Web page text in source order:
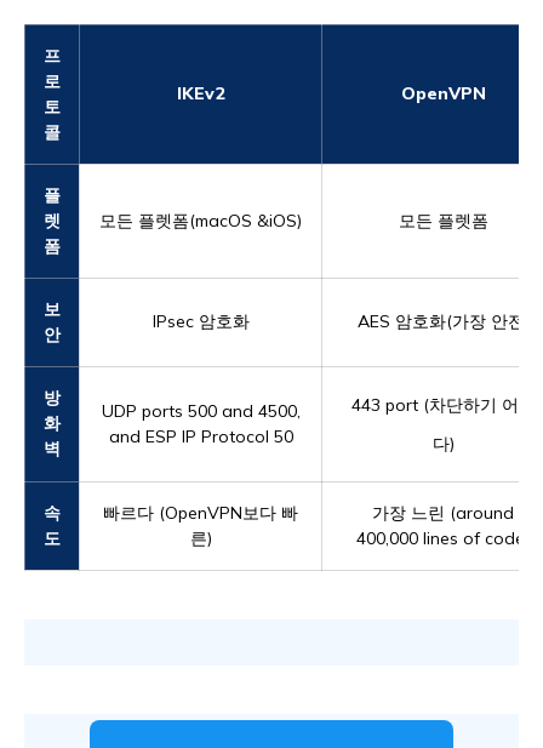
프
로
토
콜
IKEv2 OpenVPN
플
렛
폼
모든 플렛폼(macOS &iOS) 모든 플렛폼
보
안
IPsec 암호화 AES 암호화(가장 안전)
방
화
벽
UDP ports 500 and 4500,
and ESP IP Protocol 50
443 port (차단하기 어렵
다)
속
도
빠르다 (OpenVPN보다 빠
른)
가장 느린 (around
400,000 lines of code)